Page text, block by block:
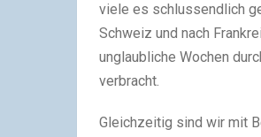
viele es schlussendlich
Schweiz und nach
unglaubliche Wochen
verbracht.
Gleichzeitig sind wir mit